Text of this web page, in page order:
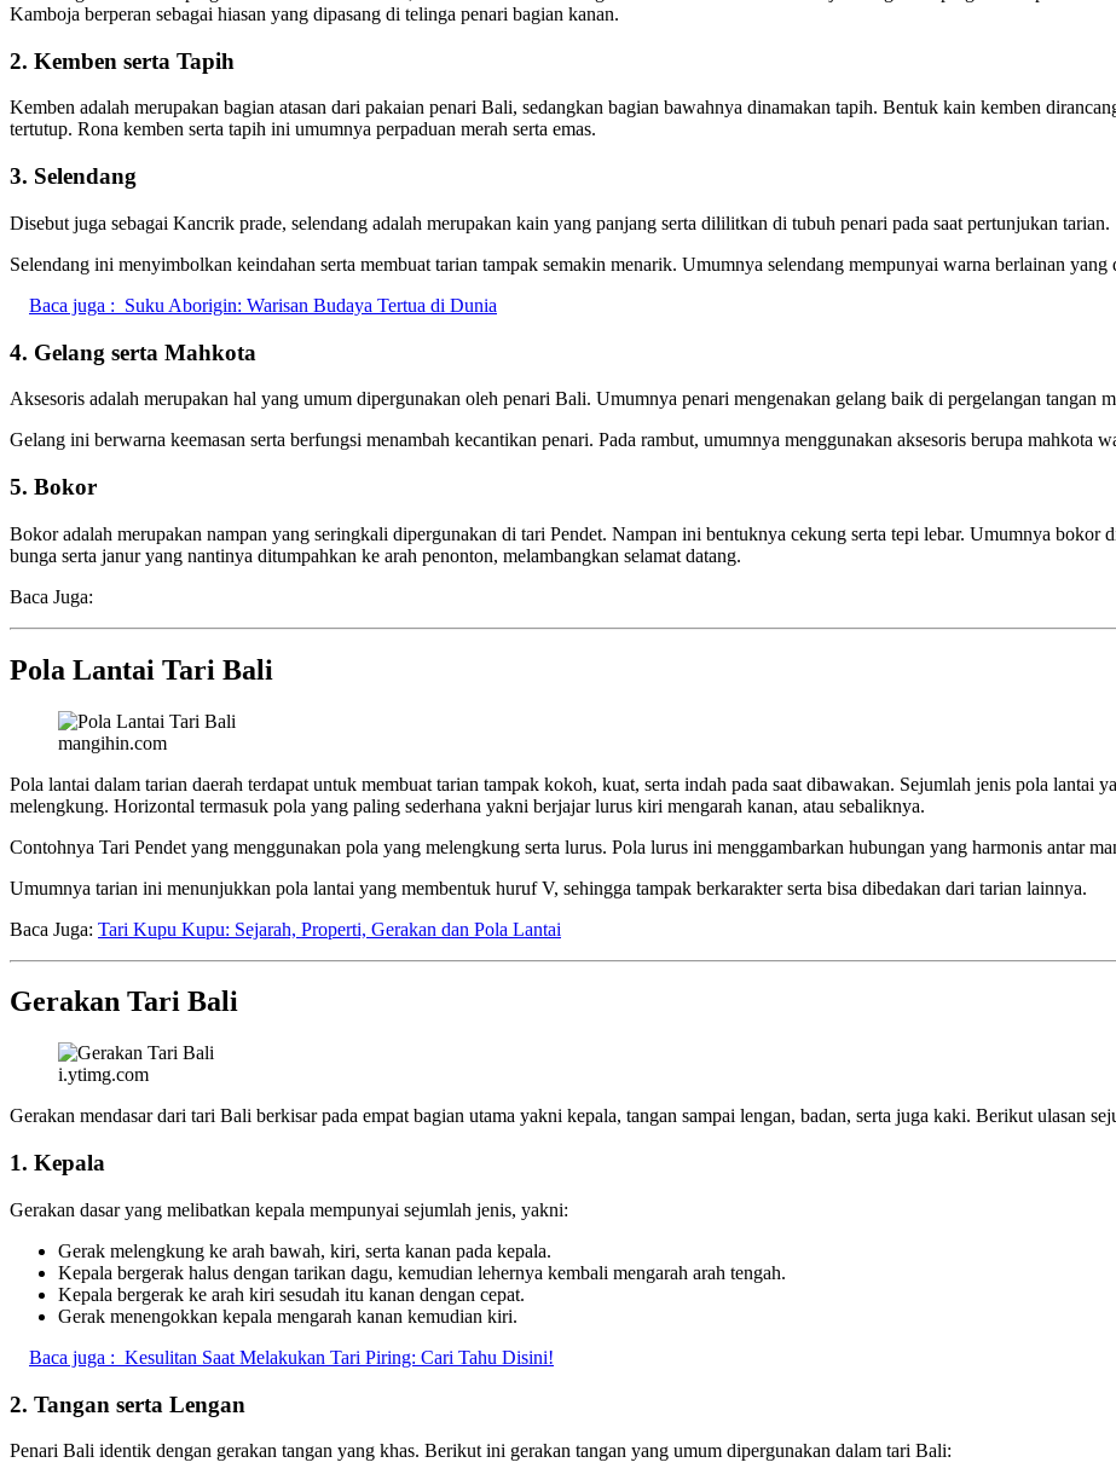
Kamboja berperan sebagai hiasan yang dipasang di telinga penari bagian kanan.
2. Kemben serta Tapih
Kemben adalah merupakan bagian atasan dari pakaian penari Bali, sedangkan bagian bawahnya dinamakan tapih. Bentuk kain kemben
tertutup. Rona kemben serta tapih ini umumnya perpaduan merah serta emas.
3. Selendang
Disebut juga sebagai Kancrik prade, selendang adalah merupakan kain yang panjang serta dililitkan di tubuh penari pada saat pertunjukan tarian.
Selendang ini menyimbolkan keindahan serta membuat tarian tampak semakin menarik. Umumnya selendang mempunyai warna berlainan yang
Baca juga : Suku Aborigin: Warisan Budaya Tertua di Dunia
4. Gelang serta Mahkota
Aksesoris adalah merupakan hal yang umum dipergunakan oleh penari Bali. Umumnya penari mengenakan gelang baik di pergelangan tangan
Gelang ini berwarna keemasan serta berfungsi menambah kecantikan penari. Pada rambut, umumnya menggunakan aksesoris berupa mahkota
5. Bokor
Bokor adalah merupakan nampan yang seringkali dipergunakan di tari Pendet. Nampan ini bentuknya cekung serta tepi lebar. Umumnya bokor
bunga serta janur yang nantinya ditumpahkan ke arah penonton, melambangkan selamat datang.
Baca Juga:
Pola Lantai Tari Bali
mangihin.com
Pola lantai dalam tarian daerah terdapat untuk membuat tarian tampak kokoh, kuat, serta indah pada saat dibawakan. Sejumlah jenis pola lantai
melengkung. Horizontal termasuk pola yang paling sederhana yakni berjajar lurus kiri mengarah kanan, atau sebaliknya.
Contohnya Tari Pendet yang menggunakan pola yang melengkung serta lurus. Pola lurus ini menggambarkan hubungan yang harmonis antar
Umumnya tarian ini menunjukkan pola lantai yang membentuk huruf V, sehingga tampak berkarakter serta bisa dibedakan dari tarian lainnya.
Baca Juga: Tari Kupu Kupu: Sejarah, Properti, Gerakan dan Pola Lantai
Gerakan Tari Bali
i.ytimg.com
Gerakan mendasar dari tari Bali berkisar pada empat bagian utama yakni kepala, tangan sampai lengan, badan, serta juga kaki. Berikut ulasan
1. Kepala
Gerakan dasar yang melibatkan kepala mempunyai sejumlah jenis, yakni:
Gerak melengkung ke arah bawah, kiri, serta kanan pada kepala.
Kepala bergerak halus dengan tarikan dagu, kemudian lehernya kembali mengarah arah tengah.
Kepala bergerak ke arah kiri sesudah itu kanan dengan cepat.
Gerak menengokkan kepala mengarah kanan kemudian kiri.
Baca juga : Kesulitan Saat Melakukan Tari Piring: Cari Tahu Disini!
2. Tangan serta Lengan
Penari Bali identik dengan gerakan tangan yang khas. Berikut ini gerakan tangan yang umum dipergunakan dalam tari Bali: